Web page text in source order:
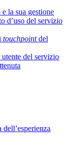
la sua gestione
d’uso del servizio
touchpointdel
del servizio